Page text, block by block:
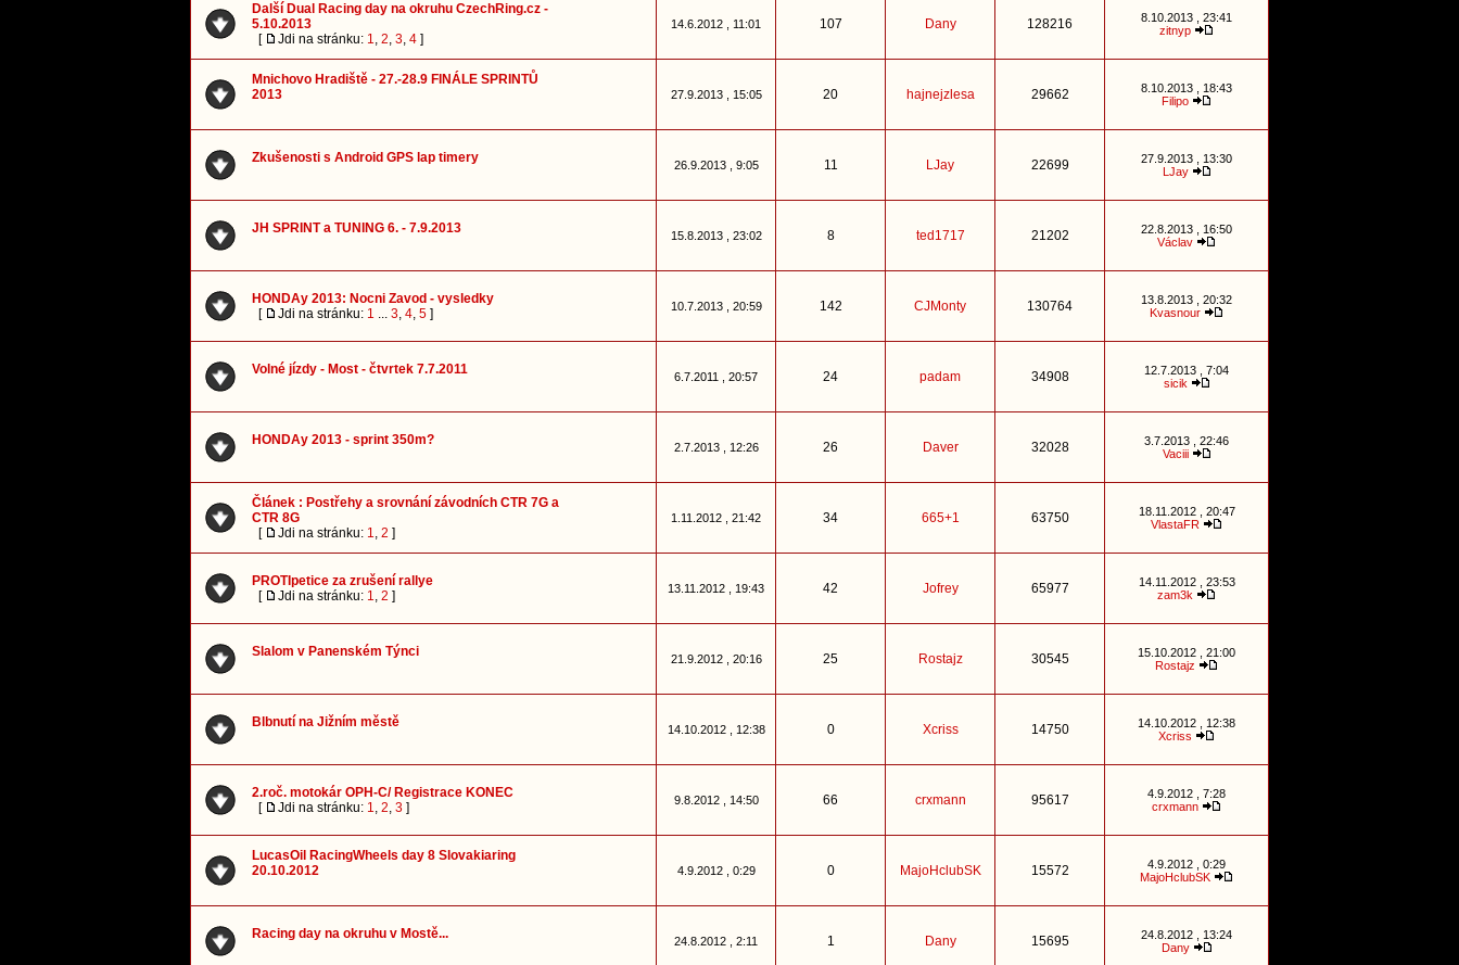
Další Dual Racing day na okruhu CzechRing.cz -
5.10.2013
[
Jdi na stránku: 1, 2, 3, 4 ]
14.6.2012 , 11:01 107 Dany 128216
8.10.2013 , 23:41
zitnyp
Mnichovo Hradiště - 27.-28.9 FINÁLE SPRINTŮ
2013
27.9.2013 , 15:05 20 hajnejzlesa 29662
8.10.2013 , 18:43
Filipo
Zkušenosti s Android GPS lap timery 26.9.2013 , 9:05 11 LJay 22699
27.9.2013 , 13:30
LJay
JH SPRINT a TUNING 6. - 7.9.2013 15.8.2013 , 23:02 8 ted1717 21202
22.8.2013 , 16:50
Václav
HONDAy 2013: Nocni Zavod - vysledky
[
Jdi na stránku: 1 ... 3, 4, 5 ] 10.7.2013 , 20:59 142 CJMonty 130764
13.8.2013 , 20:32
Kvasnour
Volné jízdy - Most - čtvrtek 7.7.2011 6.7.2011 , 20:57 24 padam 34908
12.7.2013 , 7:04
sicik
HONDAy 2013 - sprint 350m? 2.7.2013 , 12:26 26 Daver 32028
3.7.2013 , 22:46
Vaciii
Článek : Postřehy a srovnání závodních CTR 7G a
CTR 8G
[
Jdi na stránku: 1, 2 ]
1.11.2012 , 21:42 34 665+1 63750
18.11.2012 , 20:47
VlastaFR
PROTIpetice za zrušení rallye
[
Jdi na stránku: 1, 2 ] 13.11.2012 , 19:43 42 Jofrey 65977
14.11.2012 , 23:53
zam3k
Slalom v Panenském Týnci 21.9.2012 , 20:16 25 Rostajz 30545
15.10.2012 , 21:00
Rostajz
Blbnutí na Jižním městě 14.10.2012 , 12:38 0 Xcriss 14750
14.10.2012 , 12:38
Xcriss
2.roč. motokár OPH-C/ Registrace KONEC
[
Jdi na stránku: 1, 2, 3 ] 9.8.2012 , 14:50 66 crxmann 95617
4.9.2012 , 7:28
crxmann
LucasOil RacingWheels day 8 Slovakiaring
20.10.2012
4.9.2012 , 0:29 0 MajoHclubSK 15572
4.9.2012 , 0:29
MajoHclubSK
Racing day na okruhu v Mostě... 24.8.2012 , 2:11 1 Dany 15695
24.8.2012 , 13:24
Dany